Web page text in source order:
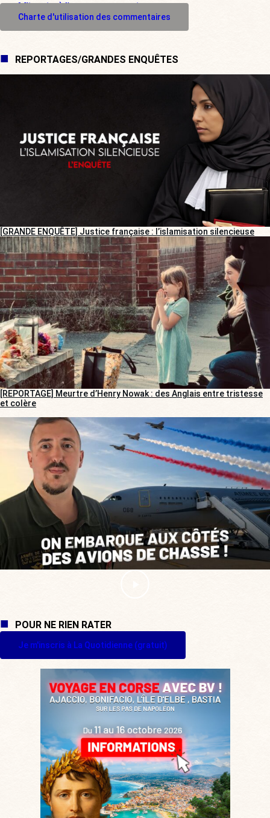
M'inscrire à l'espace commentaire
Charte d'utilisation des commentaires
REPORTAGES/GRANDES ENQUÊTES
[GRANDE ENQUÊTE] Justice française : l’islamisation silencieuse
[REPORTAGE] Meurtre d’Henry Nowak : des Anglais entre tristesse
et colère
POUR NE RIEN RATER
Je m'inscris à La Quotidienne (gratuit)